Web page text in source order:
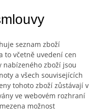
seznam zboží
to včetně uvedení cen
nabízeného zboží jsou
a všech souvisejících
tohoto zboží zůstávají v
ve webovém rozhraní
možnost